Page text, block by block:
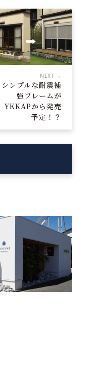
NEXT →
シンプルな耐震補
強フレームが
YKKAPから発売
予定！？